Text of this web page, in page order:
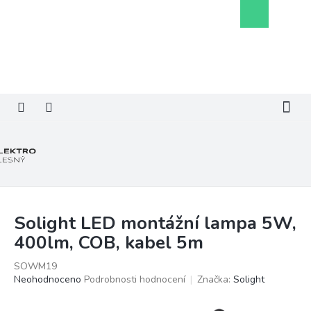
košík
Solight LED montážní lampa 5W,
400lm, COB, kabel 5m
SOWM19
Průměrné
Neohodnoceno Podrobnosti hodnocení Značka: Solight